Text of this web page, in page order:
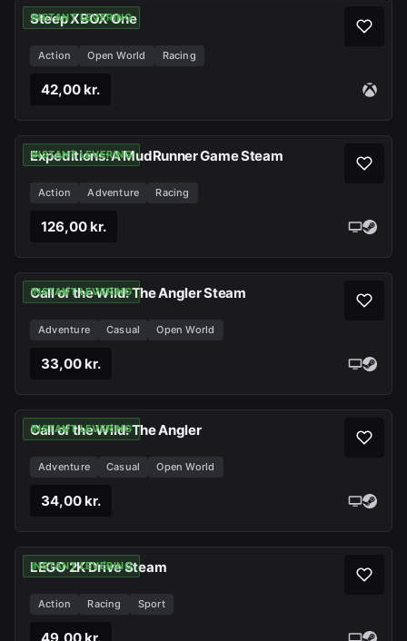
INSTANT LEVERING
Steep XBOX One
Action Open World Racing
42,00 kr.
INSTANT LEVERING
Expeditions: A MudRunner Game Steam
Action Adventure Racing
126,00 kr.
INSTANT LEVERING
Call of the Wild: The Angler Steam
Adventure Casual Open World
33,00 kr.
INSTANT LEVERING
Call of the Wild: The Angler
Adventure Casual Open World
34,00 kr.
INSTANT LEVERING
LEGO 2K Drive Steam
Action Racing Sport